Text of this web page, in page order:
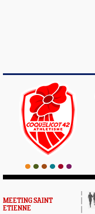
MEETING SAINT
ETIENNE